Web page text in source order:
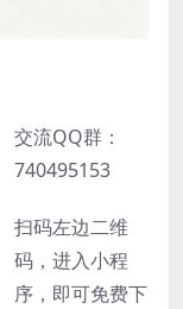
交流QQ群：
740495153
扫码左边二维
码，进入小程
序，即可免费下